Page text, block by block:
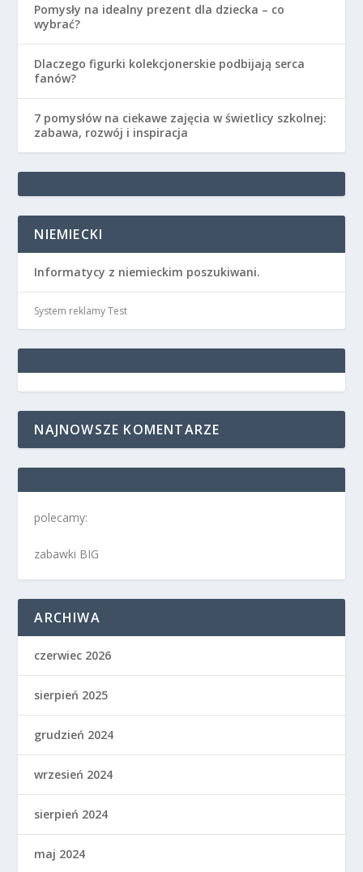
Pomysły na idealny prezent dla dziecka – co
wybrać?
Dlaczego figurki kolekcjonerskie podbijają serca
fanów?
7 pomysłów na ciekawe zajęcia w świetlicy szkolnej:
zabawa, rozwój i inspiracja
NIEMIECKI
Informatycy z niemieckim poszukiwani.
System reklamy Test
NAJNOWSZE KOMENTARZE
polecamy:
zabawki BIG
ARCHIWA
czerwiec 2026
sierpień 2025
grudzień 2024
wrzesień 2024
sierpień 2024
maj 2024